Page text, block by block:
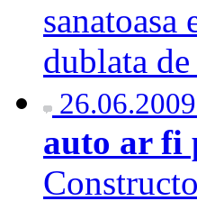
sanatoasa
dublata
26.06.2009
auto ar fi